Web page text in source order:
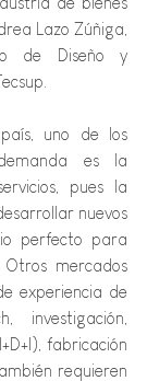
Lazo Zúñiga,
de Diseño y
uno de los
es la
pues la
nuevos
perfecto para
mercados
experiencia de
investigación,
fabricación
requieren